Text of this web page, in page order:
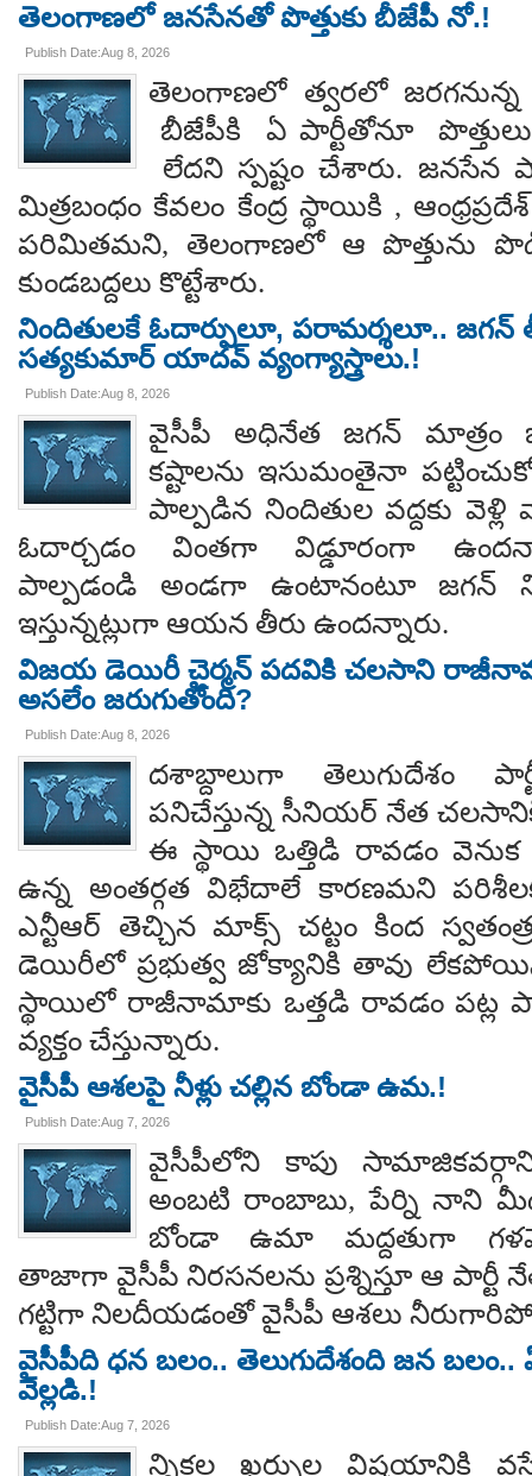
తెలంగాణలో జనసేనతో పొత్తుకు బీజేపీ నో.!
Publish Date:Aug 8, 2026
తెలంగాణలో త్వరలో
బీజేపీకి ఏ పార్టీతోనూ పొత్తులు
లేదని స్పష్టం చేశారు. జనసేన
మిత్రబంధం కేవలం కేంద్ర స్థాయికి ,
పరిమితమని, తెలంగాణలో ఆ పొత్తును
కుండబద్దలు కొట్టేశారు.
నిందితులకే ఓదార్పులూ, పరామర్శలూ.. జగన్
సత్యకుమార్ యాదవ్ వ్యంగ్యాస్త్రాలు.!
Publish Date:Aug 8, 2026
వైసీపీ అధినేత జగన్ మాత్రం
కష్టాలను ఇసుమంతైనా
పాల్పడిన నిందితుల వద్దకు
ఓదార్చడం వింతగా విడ్డూరంగా
పాల్పడండి అండగా ఉంటానంటూ జగన్
ఇస్తున్నట్లుగా ఆయన తీరు ఉందన్నారు.
విజయ డెయిరీ చైర్మన్ పదవికి చలసాని
అసలేం జరుగుతోంది?
Publish Date:Aug 8, 2026
దశాబ్దాలుగా తెలుగుదేశం
పనిచేస్తున్న సీనియర్ నేత
ఈ స్థాయి ఒత్తిడి రావడం వెనుక
ఉన్న అంతర్గత విభేదాలే కారణమని
ఎన్టీఆర్ తెచ్చిన మాక్స్ చట్టం కింద
డెయిరీలో ప్రభుత్వ జోక్యానికి తావు
స్థాయిలో రాజీనామాకు ఒత్తడి రావడం పట్ల
వ్యక్తం చేస్తున్నారు.
వైసీపీ ఆశలపై నీళ్లు చల్లిన బోండా ఉమ.!
Publish Date:Aug 7, 2026
వైసీపీలోని కాపు
అంబటి రాంబాబు, పేర్ని నాని
బోండా ఉమా మద్దతుగా
తాజాగా వైసీపీ నిరసనలను ప్రశ్నిస్తూ ఆ
గట్టిగా నిలదీయడంతో వైసీపీ ఆశలు
వైసీపీది ధన బలం.. తెలుగుదేశంది జన
వెల్లడి.!
Publish Date:Aug 7, 2026
న్నికల ఖర్చుల విషయానికి